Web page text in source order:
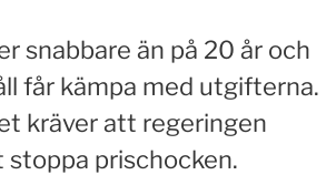
snabbare än på 20 år och
får kämpa med utgifterna.
kräver att regeringen
stoppa prischocken.